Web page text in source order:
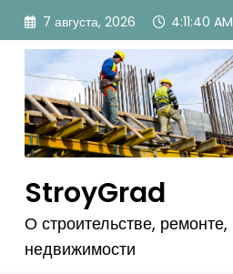
Перейти
содержимому
7 августа, 2026 4:11:41 AM
StroyGrad
О строительстве, ремонте,
недвижимости